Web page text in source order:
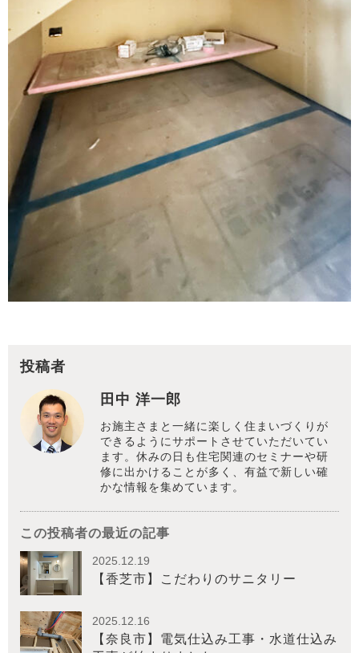
投稿者
田中 洋一郎
お施主さまと一緒に楽しく住まいづくりが
できるようにサポートさせていただいてい
ます。休みの日も住宅関連のセミナーや研
修に出かけることが多く、有益で新しい確
かな情報を集めています。
この投稿者の最近の記事
2025.12.19
【香芝市】こだわりのサニタリー
2025.12.16
【奈良市】電気仕込み工事・水道仕込み